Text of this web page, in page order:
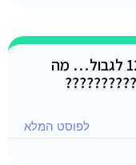
מגיעות בחמישי הבא בסביבות 12:00 לגבול… מה
לפוסט המלא